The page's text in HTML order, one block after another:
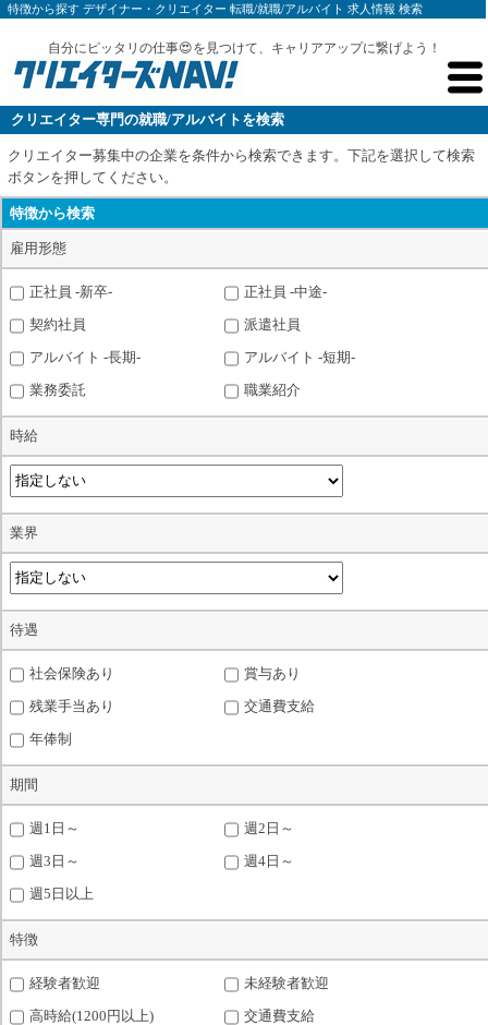
特徴から探す デザイナー・クリエイター 転職/就職/アルバイト 求人情報 検索
自分にピッタリの仕事😍を見つけて、キャリアアップに繋げよう！
クリエイター専門の就職/アルバイトを検索
クリエイター募集中の企業を条件から検索できます。下記を選択して検索
ボタンを押してください。
特徴から検索
雇用形態
正社員 -新卒-
正社員 -中途-
契約社員
派遣社員
アルバイト -長期-
アルバイト -短期-
業務委託
職業紹介
時給
業界
待遇
社会保険あり
賞与あり
残業手当あり
交通費支給
年俸制
期間
週1日～
週2日～
週3日～
週4日～
週5日以上
特徴
経験者歓迎
未経験者歓迎
高時給(1200円以上)
交通費支給